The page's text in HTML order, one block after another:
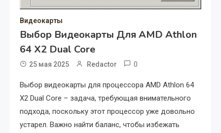
Видеокарты
Выбор Видеокарты Для AMD Athlon
64 X2 Dual Core
25 мая 2025 Redactor 0
Выбор видеокарты для процессора AMD Athlon 64
X2 Dual Core – задача, требующая внимательного
подхода, поскольку этот процессор уже довольно
устарел. Важно найти баланс, чтобы избежать